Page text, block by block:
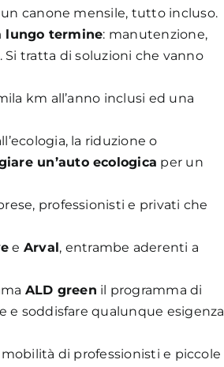
canone mensile, tutto incluso.
lungo termine: manutenzione,
tratta di soluzioni che vanno
km all’anno inclusi ed una
la riduzione o
un’autoecologica per un
professionisti e privati che
e Arval, entrambe aderenti a
ALD green il programma di
soddisfare qualunque esigenza
di professionisti e piccole